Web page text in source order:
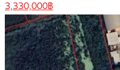
3,330,000฿